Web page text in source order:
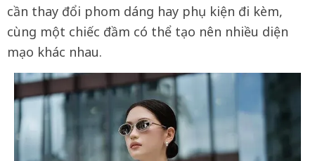
cần thay đổi phom dáng hay phụ kiện đi kèm,
cùng một chiếc đầm có thể tạo nên nhiều diện
mạo khác nhau.